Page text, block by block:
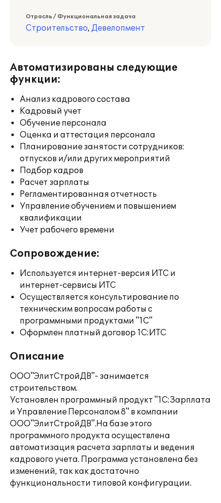
Отрасль / Функциональная задача
Строительство, Девелопмент
Автоматизированы следующие
функции:
Анализ кадрового состава
Кадровый учет
Обучение персонала
Оценка и аттестация персонала
Планирование занятости сотрудников:
отпусков и/или других мероприятий
Подбор кадров
Расчет зарплаты
Регламентированная отчетность
Управление обучением и повышением
квалификации
Учет рабочего времени
Сопровождение:
Используется интернет-версия ИТС и
интернет-сервисы ИТС
Осуществляется консультирование по
техническим вопросам работы с
программными продуктами "1С"
Оформлен платный договор 1С:ИТС
Описание
ООО"ЭлитСтройДВ"- занимается
строительством.
Установлен программный продукт "1С:Зарплата
и Управление Персоналом 8" в компании
ООО"ЭлитСтройДВ".На базе этого
программного продукта осуществлена
автоматизация расчета зарплаты и ведения
кадрового учета. Программа установлена без
изменений, так как достаточно
функциональности типовой конфигурации.